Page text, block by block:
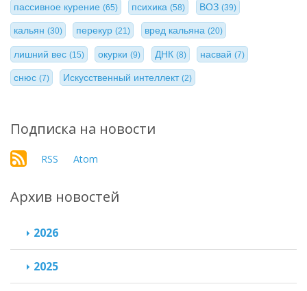
пассивное курение (65) психика(58) ВОЗ (39)
кальян (30) перекур(21) вред кальяна (20)
лишний вес (15) окурки(9) ДНК (8) насвай(7)
снюс (7) Искусственный интеллект(2)
Подписка на новости
RSS Atom
Архив новостей
2026
2025